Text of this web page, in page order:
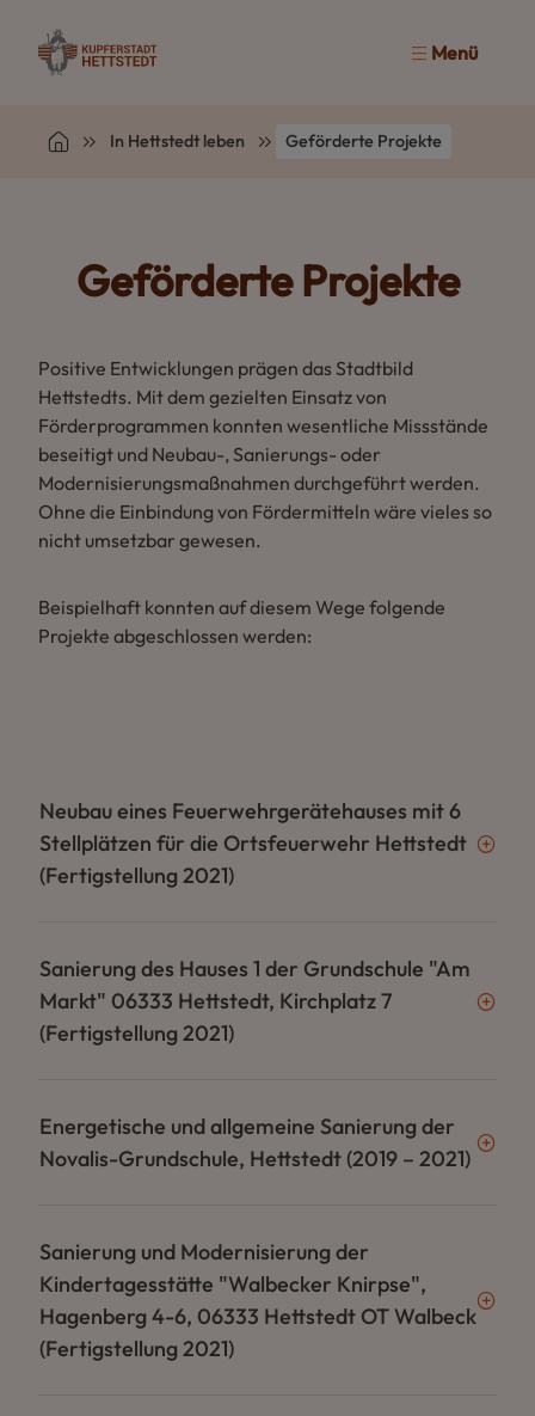
Menü
In Hettstedt leben Geförderte Projekte
Geförderte Projekte
Positive Entwicklungen prägen das Stadtbild
Hettstedts. Mit dem gezielten Einsatz von
Förderprogrammen konnten wesentliche Missstände
beseitigt und Neubau-, Sanierungs- oder
Modernisierungsmaßnahmen durchgeführt werden.
Ohne die Einbindung von Fördermitteln wäre vieles so
nicht umsetzbar gewesen.
Beispielhaft konnten auf diesem Wege folgende
Projekte abgeschlossen werden:
Neubau eines Feuerwehrgerätehauses mit 6
Stellplätzen für die Ortsfeuerwehr Hettstedt
(Fertigstellung 2021)
Sanierung des Hauses 1 der Grundschule "Am
Markt" 06333 Hettstedt, Kirchplatz 7
(Fertigstellung 2021)
Energetische und allgemeine Sanierung der
Novalis-Grundschule, Hettstedt (2019 – 2021)
Sanierung und Modernisierung der
Kindertagesstätte "Walbecker Knirpse",
Hagenberg 4-6, 06333 Hettstedt OT Walbeck
(Fertigstellung 2021)